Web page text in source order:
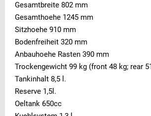
Gesamtbreite 802 mm
Gesamthoehe 1245 mm
Sitzhoehe 910 mm
Bodenfreiheit 320 mm
Anbauhoehe Rasten 390 mm
Trockengewicht 99 kg (front 48 kg; rear
Tankinhalt 8,5 l.
Reserve 1,5l.
Oeltank 650cc